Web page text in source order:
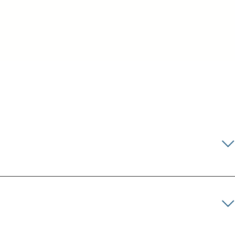
密度防水抗折板。這種材料具備卓越的防
學校、醫務所及政府機構等高流量的公共洗手